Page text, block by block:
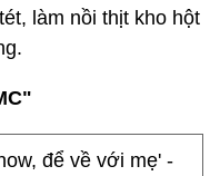
làm nồi thịt kho hột